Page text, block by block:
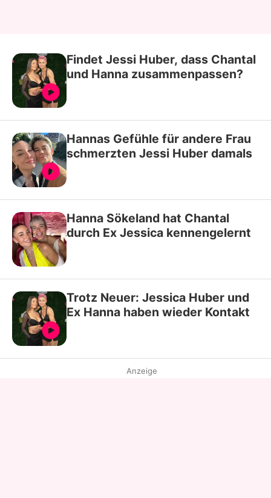
Findet Jessi Huber, dass Chantal
und Hanna zusammenpassen?
Hannas Gefühle für andere Frau
schmerzten Jessi Huber damals
Hanna Sökeland hat Chantal
durch Ex Jessica kennengelernt
Trotz Neuer: Jessica Huber und
Ex Hanna haben wieder Kontakt
Anzeige